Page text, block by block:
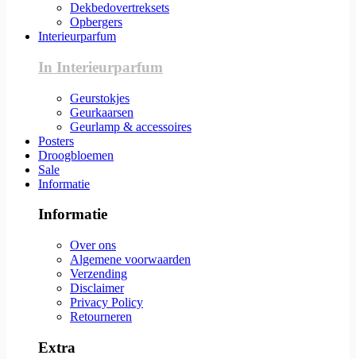
Dekbedovertreksets
Opbergers
Interieurparfum
In Interieurparfum
Geurstokjes
Geurkaarsen
Geurlamp & accessoires
Posters
Droogbloemen
Sale
Informatie
Informatie
Over ons
Algemene voorwaarden
Verzending
Disclaimer
Privacy Policy
Retourneren
Extra